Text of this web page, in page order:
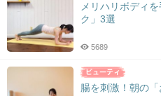
メリハリボディ
ク」3選
5689
腸を刺激！朝の